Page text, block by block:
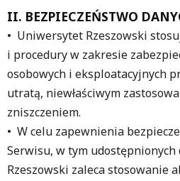
II. BEZPIECZEŃSTWO
• Uniwersytet Rzeszowski
i procedury w zakresie
osobowych i eksploatacyjnych
utratą, niewłaściwym
zniszczeniem.
• W celu zapewnienia
Serwisu, w tym
Rzeszowski zaleca stosowanie